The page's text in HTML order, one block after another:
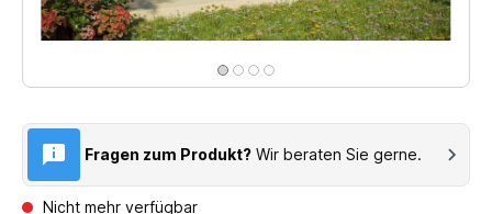
Fragen zum Produkt? Wir beraten Sie gerne.
Nicht mehr verfügbar